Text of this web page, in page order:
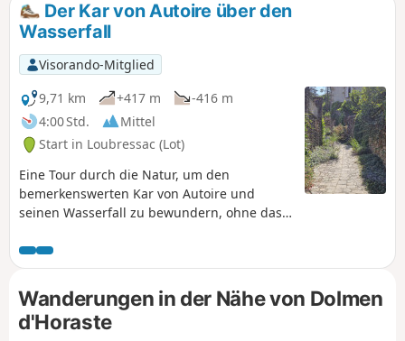
Der Kar von Autoire über den
Wasserfall
Visorando-Mitglied
9,71 km
+417 m
-416 m
4:00 Std.
Mittel
Start in Loubressac (Lot)
Eine Tour durch die Natur, um den
bemerkenswerten Kar von Autoire und
seinen Wasserfall zu bewundern, ohne das
das in die Felswand eingebettet ist.
Wanderungen in der Nähe von Dolmen
d'Horaste